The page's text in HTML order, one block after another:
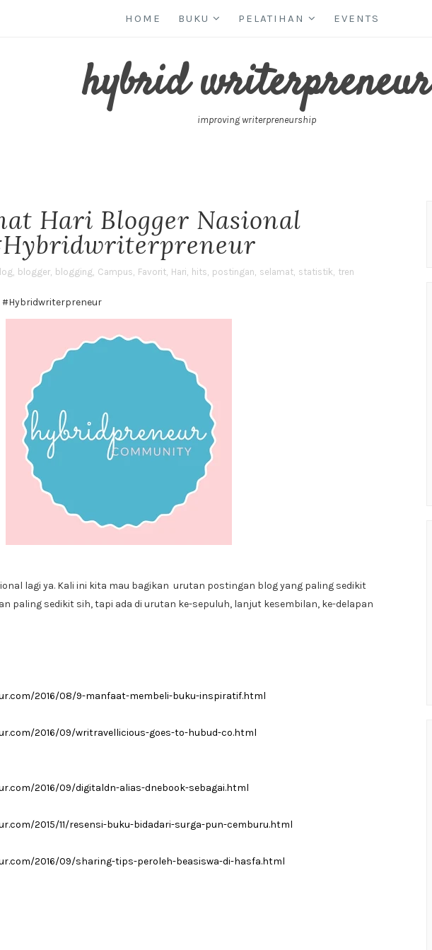
HOME BUKU PELATIHAN EVENTS
hybrid writerpreneur
improving writerpreneurship
Hari Blogger Nasional
, blogger, blogging, Campus, Favorit, Hari, hits, postingan, selamat, statistik, tren
#Hybridwriterpreneur
lagi ya. Kali ini kita mau bagikan urutan postingan blog yang paling sedikit
paling sedikit sih, tapi ada di urutan ke-sepuluh, lanjut kesembilan, ke-delapan
2016/08/9-manfaat-membeli-buku-inspiratif.html
2016/09/writravellicious-goes-to-hubud-co.html
2016/09/digitaldn-alias-dnebook-sebagai.html
2015/11/resensi-buku-bidadari-surga-pun-cemburu.html
2016/09/sharing-tips-peroleh-beasiswa-di-hasfa.html